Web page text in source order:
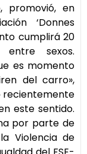
promovió, en
‘Donnes
cumplirá 20
entre sexos.
es momento
del carro»,
recientemente
este sentido.
por parte de
Violencia de